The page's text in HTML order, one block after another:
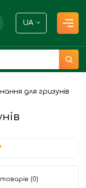
UA
для гризунів
(0)